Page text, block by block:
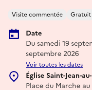
Visite commentée Gratuit
Date
Du samedi 19
septembre 2026
Voir toutes les dates
Église Saint-Jean-
Place du Marche